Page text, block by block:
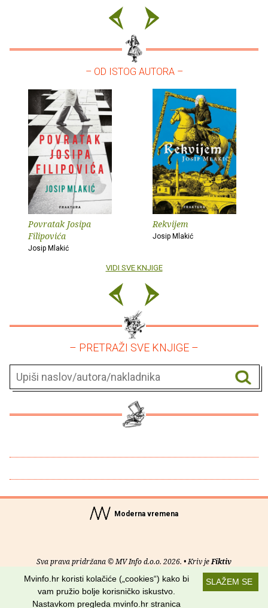
– OD ISTOG AUTORA –
Povratak Josipa
Filipovića
Josip Mlakić
Rekvijem
Josip Mlakić
VIDI SVE KNJIGE
– PRETRAŽI SVE KNJIGE –
Moderna vremena
Sva prava pridržana © MV Info d.o.o. 2026. • Kriv jeFiktiv
O nama• Pomoć• Uvjeti korištenja•RSS kanaliSLAŽEM SE
Mvinfo.hr koristi kolačiće („cookies“) kako bi
vam pružio bolje korisničko iskustvo.
Nastavkom pregleda mvinfo.hr stranica